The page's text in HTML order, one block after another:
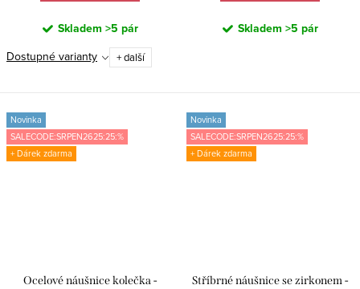
Skladem >5 pár
Dostupné varianty + další
Skladem >5 pár
Novinka
SALECODE:SRPEN2625:25:%
+ Dárek zdarma
Ocelové náušnice kolečka -
Novinka
SALECODE:SRPEN2625:25:%
+ Dárek zdarma
Stříbrné náušnice se zirkonem -